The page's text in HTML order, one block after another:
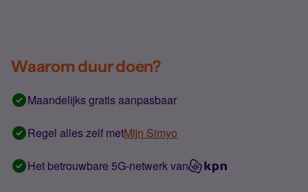
Waarom duur doen?
Maandelijks gratis aanpasbaar
Regel alles zelf metMijn Simyo
Het betrouwbare 5G-netwerk van